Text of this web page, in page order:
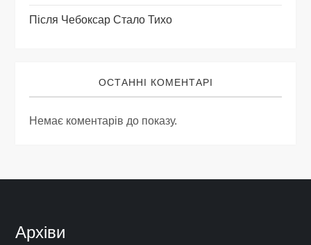
Після Чебоксар Стало Тихо
ОСТАННІ КОМЕНТАРІ
Немає коментарів до показу.
Архіви